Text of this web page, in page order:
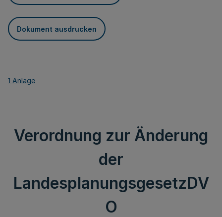
Dokument ausdrucken
1 Anlage
Verordnung zur Änderung
der
LandesplanungsgesetzDV
O